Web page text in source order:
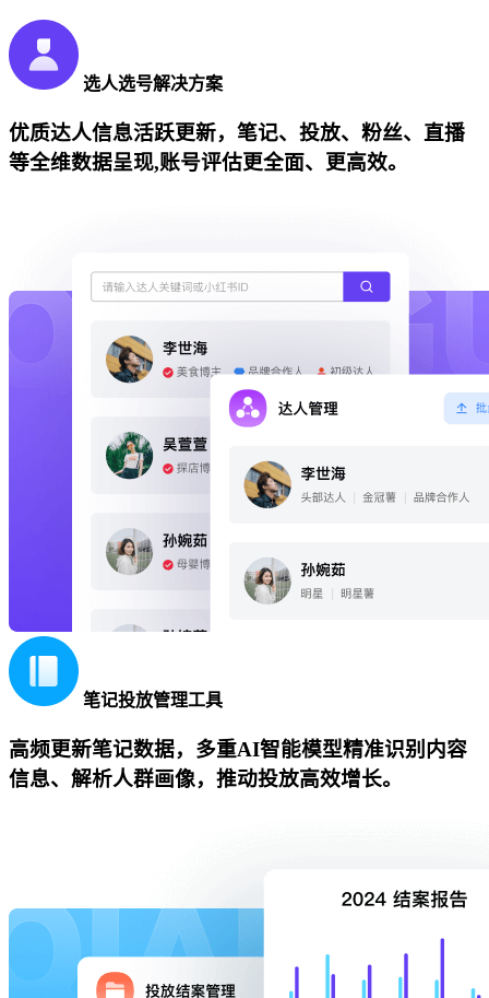
选人选号解决方案
优质达人信息活跃更新，笔记、投放、粉丝、直播
等全维数据呈现,账号评估更全面、更高效。
笔记投放管理工具
高频更新笔记数据，多重AI智能模型精准识别内容
信息、解析人群画像，推动投放高效增长。